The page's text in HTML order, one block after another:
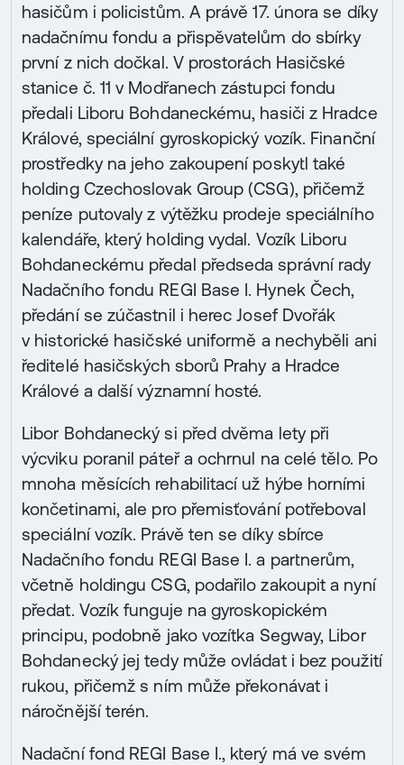
hasičům i policistům. A právě 17. února se díky
nadačnímu fondu a přispěvatelům do sbírky
první z nich dočkal. V prostorách Hasičské
stanice č. 11 v Modřanech zástupci fondu
předali Liboru Bohdaneckému, hasiči z Hradce
Králové, speciální gyroskopický vozík. Finanční
prostředky na jeho zakoupení poskytl také
holding Czechoslovak Group (CSG), přičemž
peníze putovaly z výtěžku prodeje speciálního
kalendáře, který holding vydal. Vozík Liboru
Bohdaneckému předal předseda správní rady
Nadačního fondu REGI Base I. Hynek Čech,
předání se zúčastnil i herec Josef Dvořák
v historické hasičské uniformě a nechyběli ani
ředitelé hasičských sborů Prahy a Hradce
Králové a další významní hosté.
Libor Bohdanecký si před dvěma lety při
výcviku poranil páteř a ochrnul na celé tělo. Po
mnoha měsících rehabilitací už hýbe horními
končetinami, ale pro přemisťování potřeboval
speciální vozík. Právě ten se díky sbírce
Nadačního fondu REGI Base I. a partnerům,
včetně holdingu CSG, podařilo zakoupit a nyní
předat. Vozík funguje na gyroskopickém
principu, podobně jako vozítka Segway, Libor
Bohdanecký jej tedy může ovládat i bez použití
rukou, přičemž s ním může překonávat i
náročnější terén.
Nadační fond REGI Base I., který má ve svém